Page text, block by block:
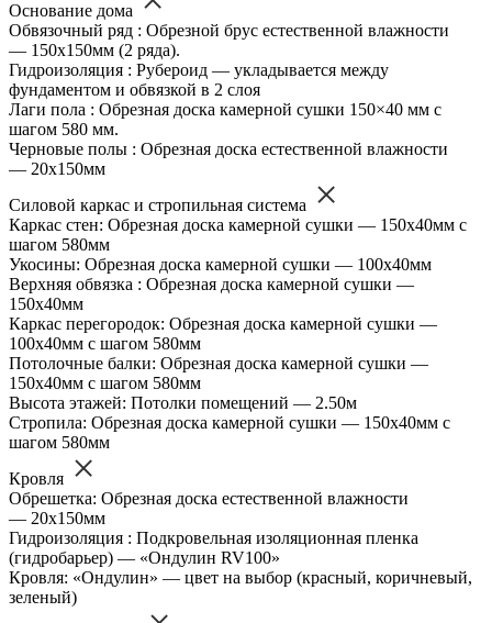
Основание дома
Обвязочный ряд : Обрезной брус естественной влажности
— 150х150мм (2 ряда).
Гидроизоляция : Рубероид — укладывается между
фундаментом и обвязкой в 2 слоя
Лаги пола : Обрезная доска камерной сушки 150×40 мм с
шагом 580 мм.
Черновые полы : Обрезная доска естественной влажности
— 20х150мм
Силовой каркас и стропильная система
Каркас стен: Обрезная доска камерной сушки — 150х40мм с
шагом 580мм
Укосины: Обрезная доска камерной сушки — 100х40мм
Верхняя обвязка : Обрезная доска камерной сушки —
150х40мм
Каркас перегородок: Обрезная доска камерной сушки —
100х40мм с шагом 580мм
Потолочные балки: Обрезная доска камерной сушки —
150х40мм с шагом 580мм
Высота этажей: Потолки помещений — 2.50м
Стропила: Обрезная доска камерной сушки — 150х40мм с
шагом 580мм
Кровля
Обрешетка: Обрезная доска естественной влажности
— 20х150мм
Гидроизоляция : Подкровельная изоляционная пленка
(гидробарьер) — «Ондулин RV100»
Кровля: «Ондулин» — цвет на выбор (красный, коричневый,
зеленый)